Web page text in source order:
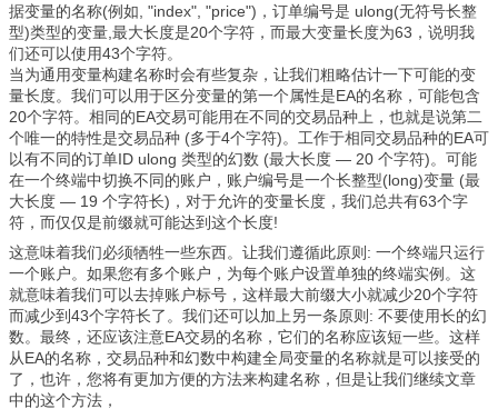
据变量的名称(例如, "index", "price")，订单编号是 ulong(无符号长整
型)类型的变量,最大长度是20个字符，而最大变量长度为63，说明我
们还可以使用43个字符。
当为通用变量构建名称时会有些复杂，让我们粗略估计一下可能的变
量长度。我们可以用于区分变量的第一个属性是EA的名称，可能包含
20个字符。相同的EA交易可能用在不同的交易品种上，也就是说第二
个唯一的特性是交易品种 (多于4个字符)。工作于相同交易品种的EA可
以有不同的订单ID ulong 类型的幻数 (最大长度 — 20 个字符)。可能
在一个终端中切换不同的账户，账户编号是一个长整型(long)变量 (最
大长度 — 19 个字符长)，对于允许的变量长度，我们总共有63个字
符，而仅仅是前缀就可能达到这个长度!
这意味着我们必须牺牲一些东西。让我们遵循此原则: 一个终端只运行
一个账户。如果您有多个账户，为每个账户设置单独的终端实例。这
就意味着我们可以去掉账户标号，这样最大前缀大小就减少20个字符
而减少到43个字符长了。我们还可以加上另一条原则: 不要使用长的幻
数。最终，还应该注意EA交易的名称，它们的名称应该短一些。这样
从EA的名称，交易品种和幻数中构建全局变量的名称就是可以接受的
了，也许，您将有更加方便的方法来构建名称，但是让我们继续文章
中的这个方法，